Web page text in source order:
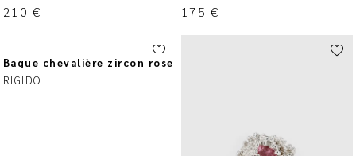
210 € 175 €
Bague chevalière zircon rose
RIGIDO